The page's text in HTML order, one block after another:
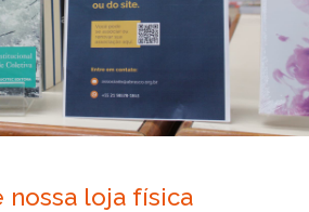
nossa loja física